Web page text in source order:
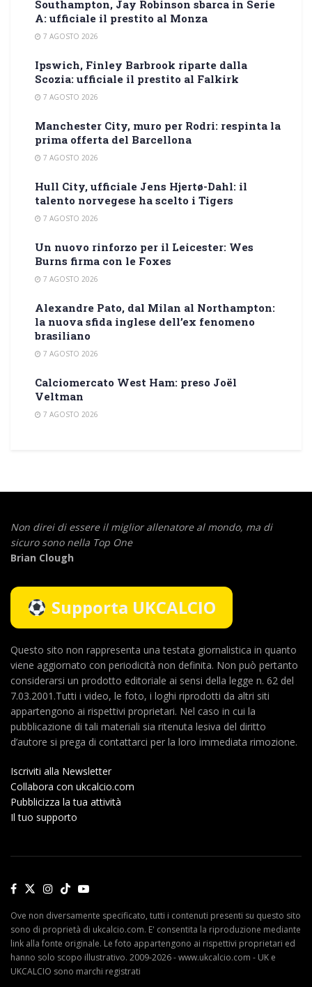
Southampton, Jay Robinson sbarca in Serie
A: ufficiale il prestito al Monza
7 AGOSTO 2026
Ipswich, Finley Barbrook riparte dalla
Scozia: ufficiale il prestito al Falkirk
7 AGOSTO 2026
Manchester City, muro per Rodri: respinta la
prima offerta del Barcellona
7 AGOSTO 2026
Hull City, ufficiale Jens Hjertø-Dahl: il
talento norvegese ha scelto i Tigers
7 AGOSTO 2026
Un nuovo rinforzo per il Leicester: Wes
Burns firma con le Foxes
7 AGOSTO 2026
Alexandre Pato, dal Milan al Northampton:
la nuova sfida inglese dell’ex fenomeno
brasiliano
7 AGOSTO 2026
Calciomercato West Ham: preso Joël
Veltman
7 AGOSTO 2026
Non direi di essere il miglior allenatore al mondo, ma di
sicuro sono nella Top One
Brian Clough
Supporta UKCALCIO
Questo sito non rappresenta una testata giornalistica in quanto
viene aggiornato con periodicità non definita. Non può pertanto
considerarsi un prodotto editoriale ai sensi della legge n. 62 del
7.03.2001.Tutti i video, le foto, i loghi riprodotti da altri siti
appartengono ai rispettivi proprietari. Nel caso in cui la
pubblicazione di tali materiali sia ritenuta lesiva del diritto
d’autore si prega di contattarci per la loro immediata rimozione.
Iscriviti alla Newsletter
Collabora con ukcalcio.com
Pubblicizza la tua attività
Il tuo supporto
Ove non diversamente specificato, tutti i contenuti presenti su questo sito
sono di proprietà di ukcalcio.com. E' consentita la riproduzione mediante
link alla fonte originale. Le foto appartengono ai rispettivi proprietari ed
hanno solo scopo illustrativo. 2009-2026 - www.ukcalcio.com - UK e
UKCALCIO sono marchi registrati